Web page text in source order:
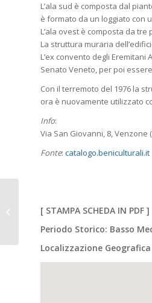
L’ala sud è composta dal
è formato da un loggiato con
L’ala ovest è composta da
La struttura muraria
L’ex convento degli
Senato Veneto, per poi
Con il terremoto del 1976 la
ora è nuovamente utilizzato
Info:
Via San Giovanni, 8, Venzone
Fonte: catalogo.beniculturali.it
[ STAMPA SCHEDA IN PDF ]
Periodo Storico: Basso
Localizzazione Geografica
VENZONE (Ud). Torre di
S. Genesio.